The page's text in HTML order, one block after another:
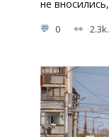
не
0 2.3k.